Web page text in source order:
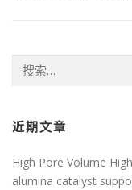
索：
近期文章
High Pore Volume
alumina catalyst